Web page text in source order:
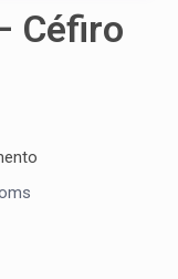
Céfiro